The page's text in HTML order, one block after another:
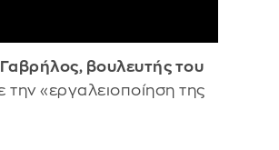
βουλευτής του
την «εργαλειοποίηση της